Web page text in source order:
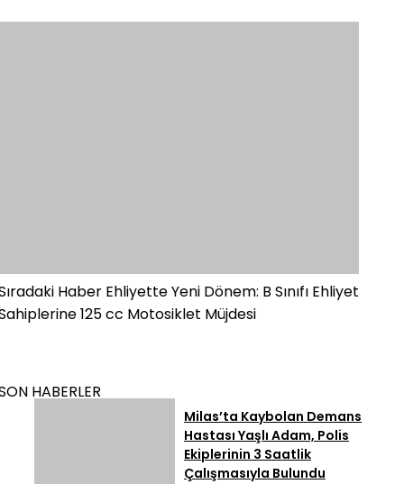
Haber Ehliyette Yeni Dönem: B Sınıfı Ehliyet
125 cc Motosiklet Müjdesi
HABERLER
Milas’ta Kaybolan Demans
Hastası Yaşlı Adam, Polis
Ekiplerinin 3 Saatlik
Çalışmasıyla Bulundu